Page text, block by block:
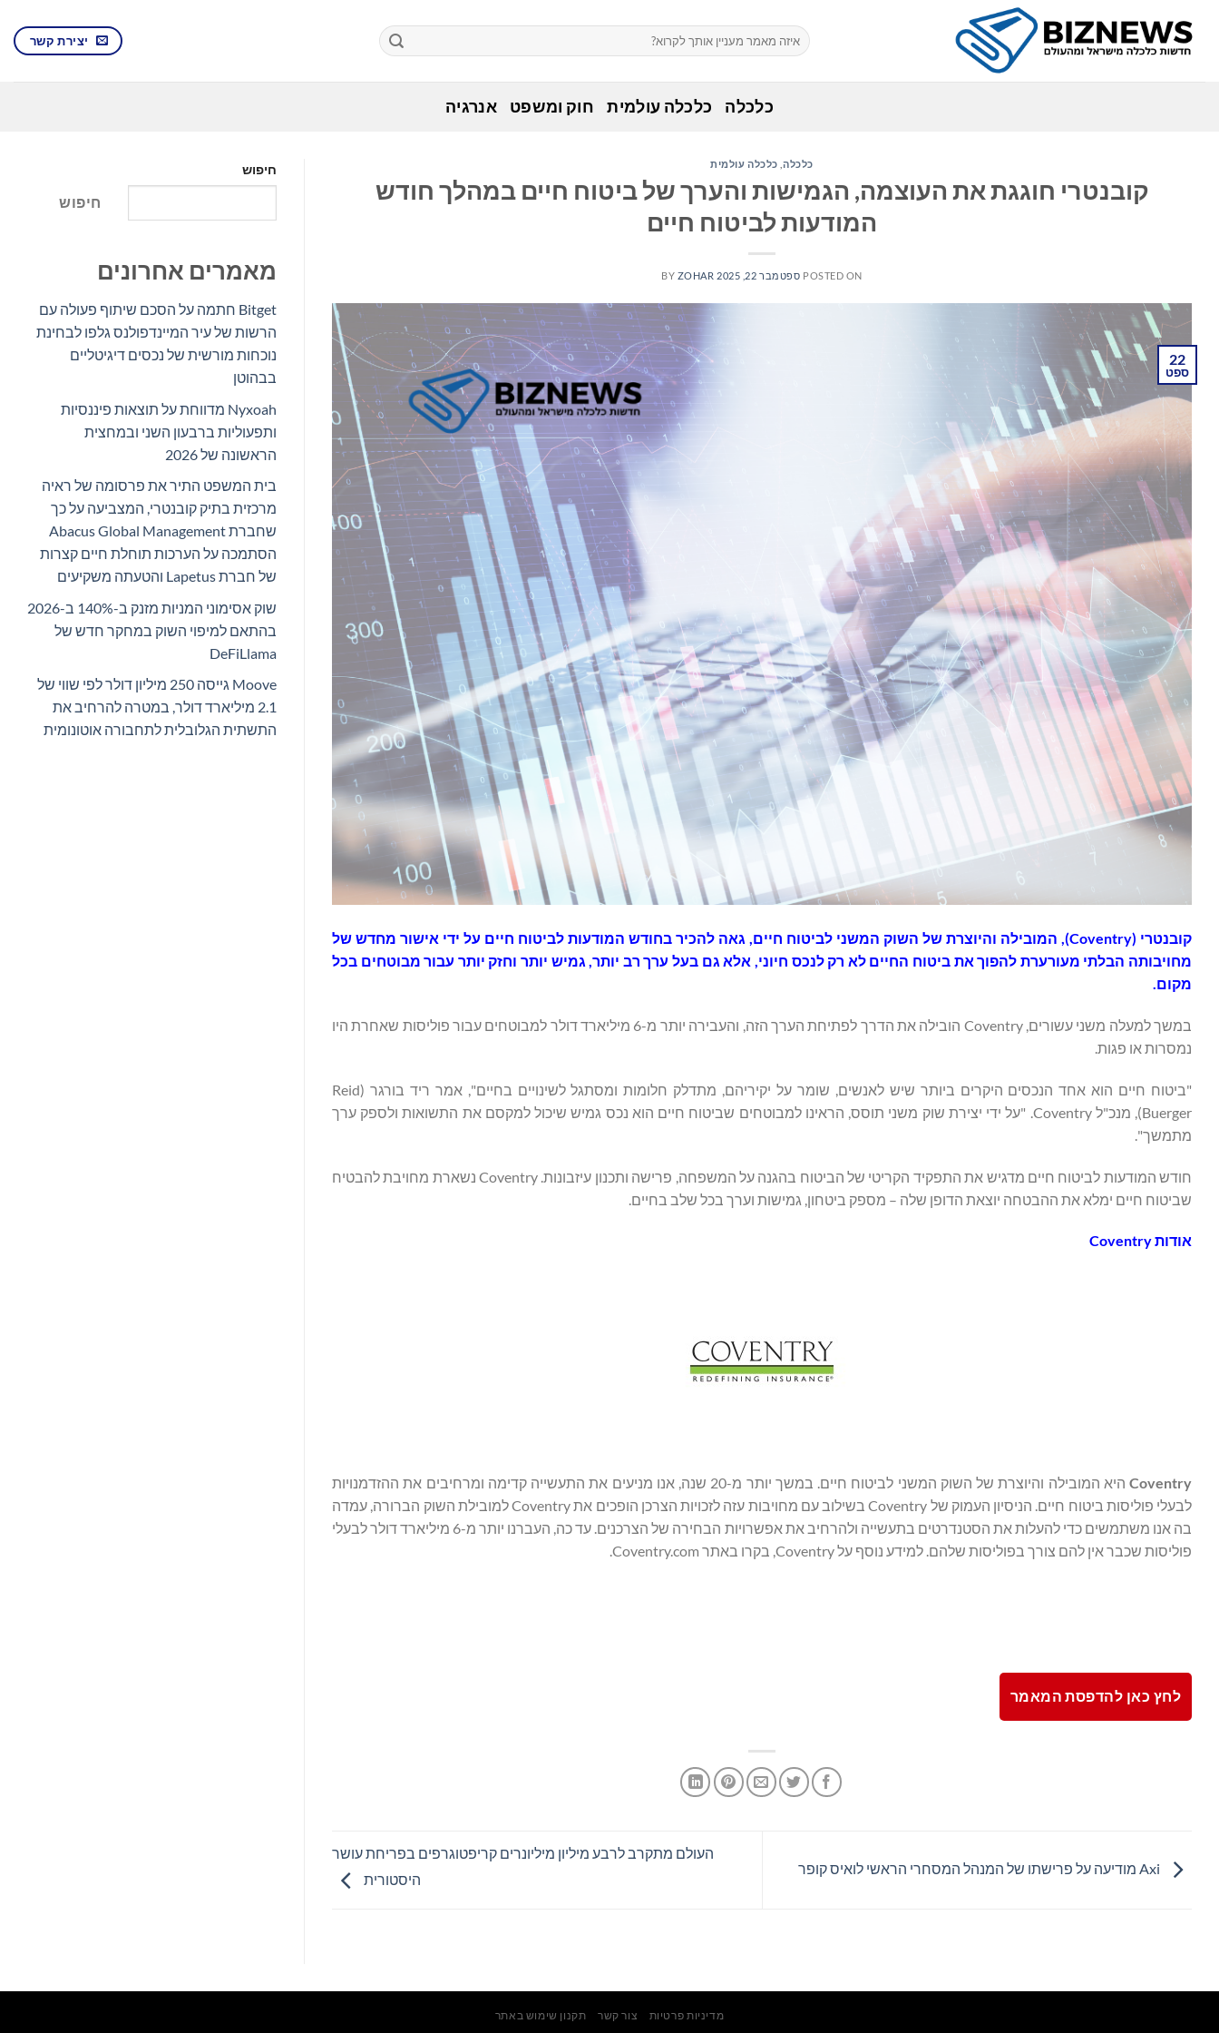
content
יצירת קשר
כלכלה כלכלה עולמית חוק ומשפט אנרגיה
כלכלה, כלכלה עולמית
קובנטרי חוגגת את העוצמה, הגמישות והערך של ביטוח חיים במהלך חודש
המודעות לביטוח חיים
POSTED ON ספטמבר 22, 2025 BY ZOHAR
22
ספט
קובנטרי (Coventry), המובילה והיוצרת של השוק המשני לביטוח חיים, גאה להכיר בחודש המודעות לביטוח חיים על ידי אישור מחדש של
מחויבותה הבלתי מעורערת להפוך את ביטוח החיים לא רק לנכס חיוני, אלא גם בעל ערך רב יותר, גמיש יותר וחזק יותר עבור מבוטחים בכל
מקום.
במשך למעלה משני עשורים, Coventry הובילה את הדרך לפתיחת הערך הזה, והעבירה יותר מ-6 מיליארד דולר למבוטחים עבור פוליסות שאחרת היו
נמסרות או פגות.
"ביטוח חיים הוא אחד הנכסים היקרים ביותר שיש לאנשים, שומר על יקיריהם, מתדלק חלומות ומסתגל לשינויים בחיים", אמר ריד בורגר (Reid
Buerger), מנכ"ל Coventry. "על ידי יצירת שוק משני תוסס, הראינו למבוטחים שביטוח חיים הוא נכס גמיש שיכול למקסם את התשואות ולספק ערך
מתמשך".
חודש המודעות לביטוח חיים מדגיש את התפקיד הקריטי של הביטוח בהגנה על המשפחה, פרישה ותכנון עיזבונות. Coventry נשארת מחויבת להבטיח
שביטוח חיים ימלא את ההבטחה יוצאת הדופן שלה – מספק ביטחון, גמישות וערך בכל שלב בחיים.
אודותCoventry
Coventry
היא המובילה והיוצרת של השוק המשני לביטוח חיים. במשך יותר מ-20 שנה, אנו מניעים את התעשייה קדימה ומרחיבים את ההזדמנויות
לבעלי פוליסות ביטוח חיים. הניסיון העמוק של Coventry בשילוב עם מחויבות עזה לזכויות הצרכן הופכים את Coventry למובילת השוק הברורה, עמדה
בה אנו משתמשים כדי להעלות את הסטנדרטים בתעשייה ולהרחיב את אפשרויות הבחירה של הצרכנים. עד כה, העברנו יותר מ-6 מיליארד דולר לבעלי
פוליסות שכבר אין להם צורך בפוליסות שלהם. למידע נוסף על Coventry, בקרו באתר Coventry.com.
לחץ כאן להדפסת המאמר
העולם מתקרב לרבע מיליון מיליונרים קריפטוגרפים בפריחת עושר
היסטורית
חיפוש
חיפוש
מאמרים אחרונים
Bitget חתמה על הסכם שיתוף פעולה עם
הרשות של עיר המיינדפולנס גלפו לבחינת
נוכחות מורשית של נכסים דיגיטליים
בבהוטן
Nyxoah מדווחת על תוצאות פיננסיות
ותפעוליות ברבעון השני ובמחצית
הראשונה של 2026
בית המשפט התיר את פרסומה של ראיה
מרכזית בתיק קובנטרי, המצביעה על כך
שחברת Abacus Global Management
הסתמכה על הערכות תוחלת חיים קצרות
של חברת Lapetus והטעתה משקיעים
שוק אסימוני המניות מזנק ב-140% ב-2026
בהתאם למיפוי השוק במחקר חדש של
DeFiLlama
Moove גייסה 250 מיליון דולר לפי שווי של
2.1 מיליארד דולר, במטרה להרחיב את
התשתית הגלובלית לתחבורה אוטונומית
מדיניות פרטיות צור קשר תקנון שימוש באתר